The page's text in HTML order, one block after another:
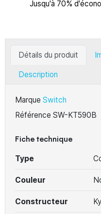
Jusqu'à 70%
Détails du produit
Description
Marque Switch
Référence SW-KT590B
Fiche technique
Type
Couleur
Constructeur